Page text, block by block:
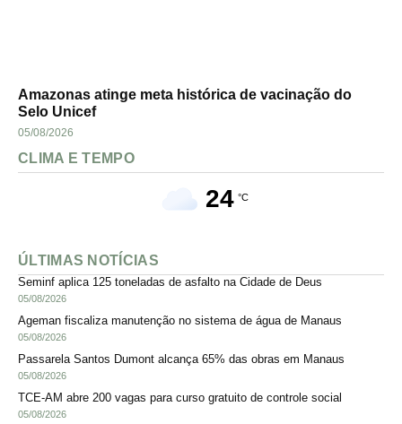
Amazonas atinge meta histórica de vacinação do
Selo Unicef
05/08/2026
CLIMA E TEMPO
24 °C
ÚLTIMAS NOTÍCIAS
Seminf aplica 125 toneladas de asfalto na Cidade de Deus
05/08/2026
Ageman fiscaliza manutenção no sistema de água de Manaus
05/08/2026
Passarela Santos Dumont alcança 65% das obras em Manaus
05/08/2026
TCE-AM abre 200 vagas para curso gratuito de controle social
05/08/2026